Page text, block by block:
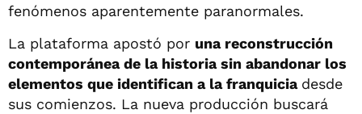
fenómenos aparentemente paranormales.
La plataforma apostó por una reconstrucción
contemporánea de la historia sin abandonar los
elementos que identifican a la franquicia desde
sus comienzos. La nueva producción buscará